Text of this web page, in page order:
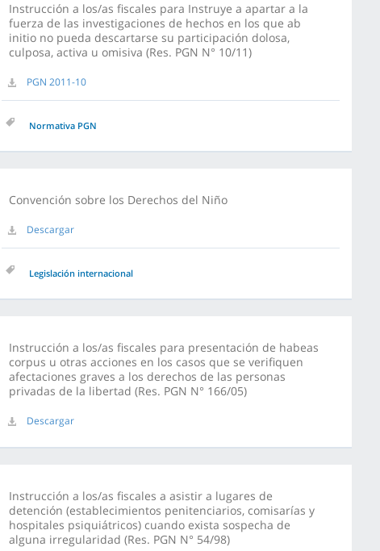
Instrucción a los/as fiscales para Instruye a apartar a la
fuerza de las investigaciones de hechos en los que ab
initio no pueda descartarse su participación dolosa,
culposa, activa u omisiva (Res. PGN N° 10/11)
PGN 2011-10
Normativa PGN
Convención sobre los Derechos del Niño
Descargar
Legislación internacional
Instrucción a los/as fiscales para presentación de habeas
corpus u otras acciones en los casos que se verifiquen
afectaciones graves a los derechos de las personas
privadas de la libertad (Res. PGN N° 166/05)
Descargar
Instrucción a los/as fiscales a asistir a lugares de
detención (establecimientos penitenciarios, comisarías y
hospitales psiquiátricos) cuando exista sospecha de
alguna irregularidad (Res. PGN N° 54/98)